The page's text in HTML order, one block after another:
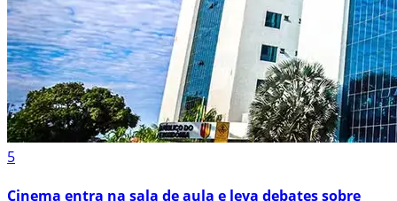
5
Cinema entra na sala de aula e leva debates sobre